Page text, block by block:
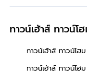
ทาวน์เฮ้าส์ ทาวน์โ
ทาวน์เฮ้าส์ ทาวน์โฮ
ทาวน์เฮ้าส์ ทาวน์โฮ